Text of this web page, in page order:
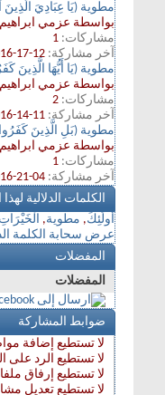
مطوية (يَا عِبَادِيَ
بواسطة عزمي ابراهيم
مشاركات:
آخر مشاركة:
مطوية (يَا أَيُّهَا الَّذِينَ
بواسطة عزمي ابراهيم
مشاركات:
آخر مشاركة:
مطوية (بَلِ الَّذِينَ
بواسطة عزمي ابراهيم
مشاركات:
آخر مشاركة:
الكلمات الدلالية
أُولَئِكَ, مطوية, الْخَيْرَاتِ
عرض سحابة الكلمة
المفضلات
المفضلات
ضوابط المشاركة
لا تستطيع إضافة
لا تستطيع الرد على
لا تستطيع إرفاق
لا تستطيع تعديل